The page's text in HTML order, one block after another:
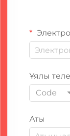
Ұялы
Code
Аты